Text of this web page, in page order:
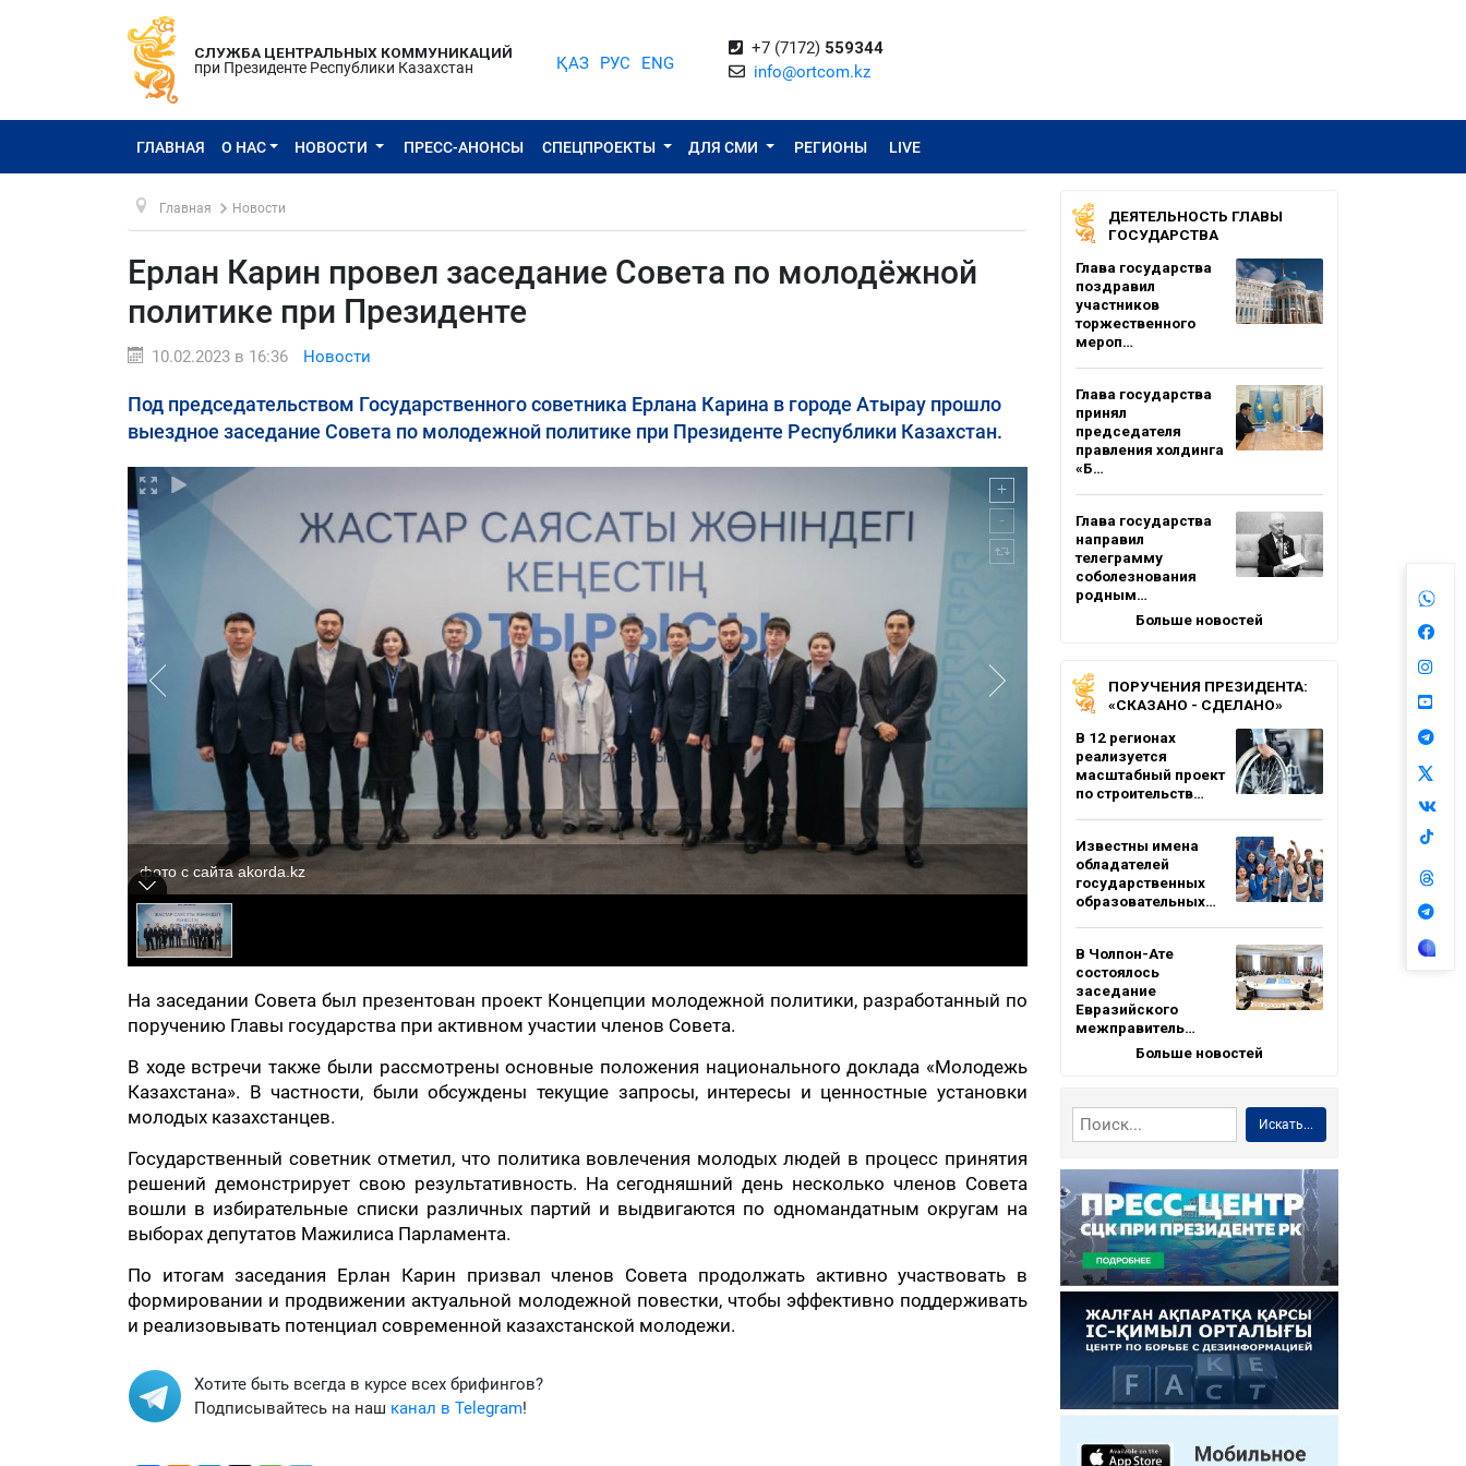
СЛУЖБА ЦЕНТРАЛЬНЫХ КОММУНИКАЦИЙ
при Президенте Республики Казахстан
ҚАЗ РУС ENG
+7 (7172) 559344
info@ortcom.kz
ГЛАВНАЯ О НАС НОВОСТИ ПРЕСС-АНОНСЫ СПЕЦПРОЕКТЫ ДЛЯ СМИ РЕГИОНЫ LIVE
Главная Новости
Ерлан Карин провел заседание Совета по молодёжной
политике при Президенте
10.02.2023 в 16:36 Новости
Под председательством Государственного советника Ерлана Карина в городе Атырау прошло
выездное заседание Совета по молодежной политике при Президенте Республики Казахстан.
фото с сайта akorda.kz
На заседании Совета был презентован проект Концепции молодежной политики, разработанный по
поручению Главы государства при активном участии членов Совета.
В ходе встречи также были рассмотрены основные положения национального доклада «Молодежь
Казахстана». В частности, были обсуждены текущие запросы, интересы и ценностные установки
молодых казахстанцев.
Государственный советник отметил, что политика вовлечения молодых людей в процесс принятия
решений демонстрирует свою результативность. На сегодняшний день несколько членов Совета
вошли в избирательные списки различных партий и выдвигаются по одномандатным округам на
выборах депутатов Мажилиса Парламента.
По итогам заседания Ерлан Карин призвал членов Совета продолжать активно участвовать в
формировании и продвижении актуальной молодежной повестки, чтобы эффективно поддерживать
и реализовывать потенциал современной казахстанской молодежи.
Хотите быть всегда в курсе всех брифингов?
Подписывайтесь на наш канал в Telegram!
ДЕЯТЕЛЬНОСТЬ ГЛАВЫ
ГОСУДАРСТВА
Глава государства
поздравил
участников
торжественного
мероп…
Глава государства
принял
председателя
правления холдинга
«Б…
Глава государства
направил
телеграмму
соболезнования
родным…
Больше новостей
ПОРУЧЕНИЯ ПРЕЗИДЕНТА:
«СКАЗАНО - СДЕЛАНО»
В 12 регионах
реализуется
масштабный проект
по строительств…
Известны имена
обладателей
государственных
образовательных…
В Чолпон-Ате
состоялось
заседание
Евразийского
межправитель…
Больше новостей
Искать...